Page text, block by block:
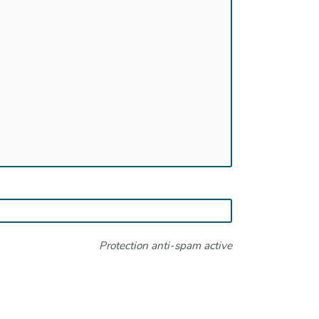
Protection anti-spam active